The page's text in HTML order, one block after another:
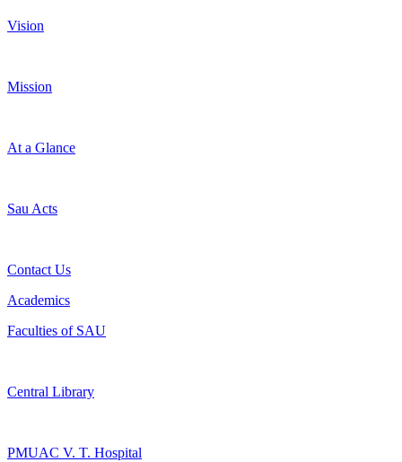
Vision
Mission
At a Glance
Sau Acts
Contact Us
Academics
Faculties of SAU
Central Library
PMUAC V. T. Hospital